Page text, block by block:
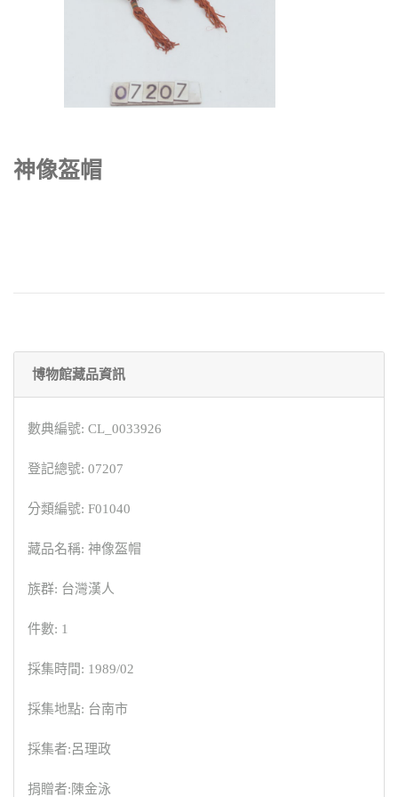
神像盔帽
博物館藏品資訊
數典編號: CL_0033926
登記總號: 07207
分類編號: F01040
藏品名稱: 神像盔帽
族群: 台灣漢人
件數: 1
採集時間: 1989/02
採集地點: 台南市
採集者:呂理政
捐贈者:陳金泳